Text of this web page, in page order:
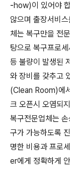
-how)이 있어야
않으며 출장서비
체는 복구만을 전
탕으로 복구프로
등 불량이 발생된
와 장비를 갖추고
(Clean Room)에
크 오픈시 오염되
복구전문업체는
구가 가능하도록
명한 비용과 프로
er에게 정확하게